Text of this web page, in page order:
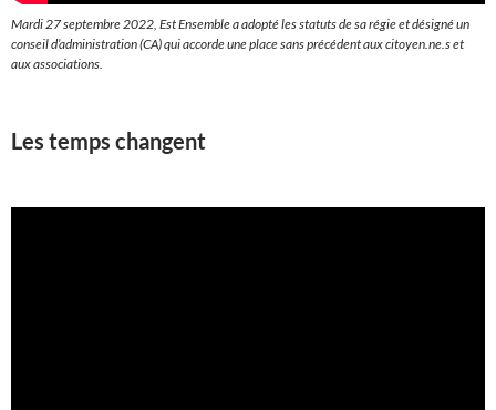
Mardi 27 septembre 2022, Est Ensemble a adopté les statuts de sa régie et désigné un
conseil d’administration (CA) qui accorde une place sans précédent aux citoyen.ne.s et
aux associations.
Les temps changent